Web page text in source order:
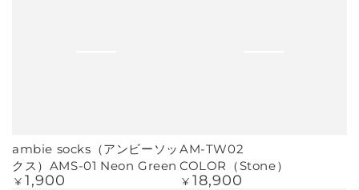
ambie socks（アンビーソッ
クス）AMS-01 Neon Green
定
¥ 1,900
AM-TW02
COLOR（Stone）
定
¥ 18,900